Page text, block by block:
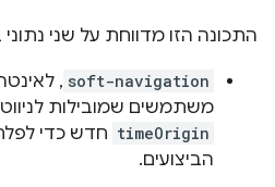
התכונה הזו מדווחת על שני
soft-navigation
,
משתמשים שמובילות
timeOrigin חדש כדי
הביצועים.